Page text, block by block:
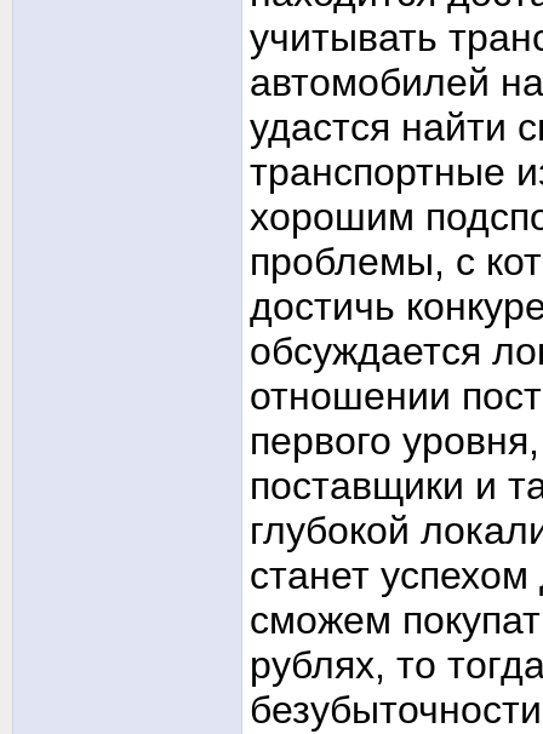
учитывать
автомобилей
удастся найти
транспортные
хорошим
проблемы, с
достичь
обсуждается
отношении
первого
поставщики и
глубокой
станет
сможем
рублях, то